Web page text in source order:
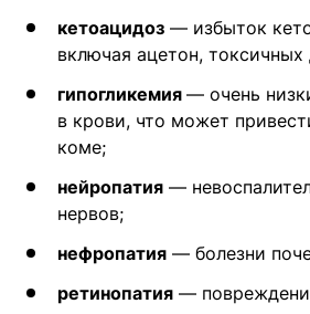
кетоацидоз — избыток
включая ацетон, токсичных
гипогликемия — очень
в крови, что может
коме;
нейропатия —
нервов;
нефропатия — болезни
ретинопатия —